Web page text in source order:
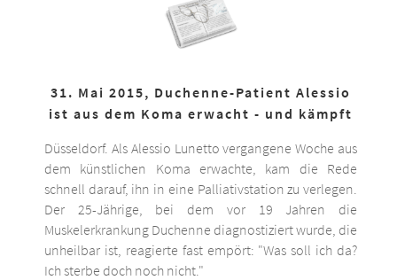
31. Mai 2015, Duchenne-Patient Alessio
ist aus dem Koma erwacht - und kämpft
Düsseldorf. Als Alessio Lunetto vergangene Woche aus
dem künstlichen Koma erwachte, kam die Rede
schnell darauf, ihn in eine Palliativstation zu verlegen.
Der 25-Jährige, bei dem vor 19 Jahren die
Muskelerkrankung Duchenne diagnostiziert wurde, die
unheilbar ist, reagierte fast empört: "Was soll ich da?
Ich sterbe doch noch nicht."